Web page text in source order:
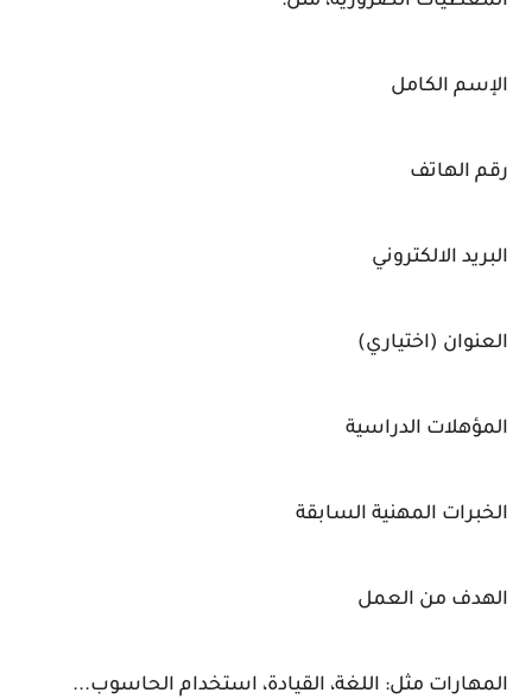
الإسم الكامل
رقم الهاتف
البريد الالكتروني
العنوان (اختياري)
المؤهلات الدراسية
الخبرات المهنية السابقة
الهدف من العمل
المهارات مثل: اللغة، القيادة، استخدام الحاسوب...